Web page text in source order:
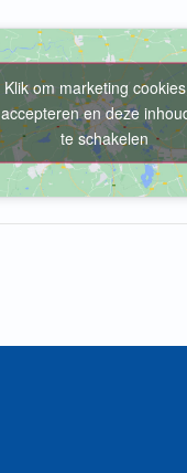
Klik om marketing
accepteren en deze
te schakelen